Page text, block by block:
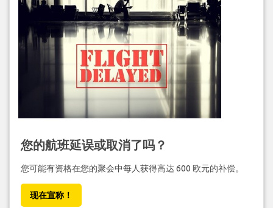
您的航班延误或取消了吗？
您可能有资格在您的聚会中每人获得高达 600 欧元的补偿。
现在宣称！